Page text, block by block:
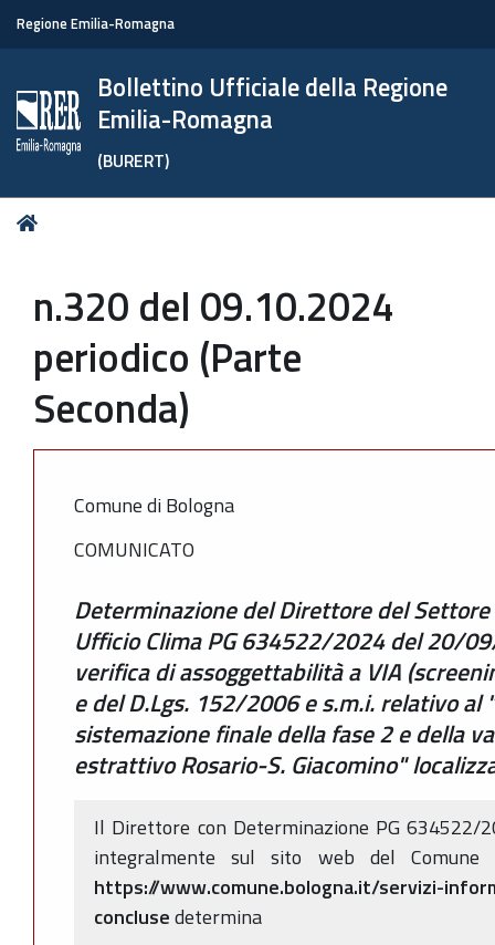
Regione Emilia-Romagna
Bollettino Ufficiale della Regione
Emilia-Romagna
(BURERT)
Tu
n.320 del 09.10.2024
periodico (Parte
Seconda)
Comune di Bologna
COMUNICATO
Determinazione del Direttore del Settore
Ufficio Clima PG 634522/2024 del 20/
verifica di assoggettabilità a VIA
e del D.Lgs. 152/2006 e s.m.i. relativo al
sistemazione finale della fase 2 e della
estrattivo Rosario-S. Giacomino"
Il Direttore con Determinazione PG
integralmente sul sito web del
https://www.comune.bologna.it/servizi-
conclusedetermina